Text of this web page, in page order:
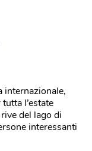
internazionale,
l’estate
del lago di
interessanti